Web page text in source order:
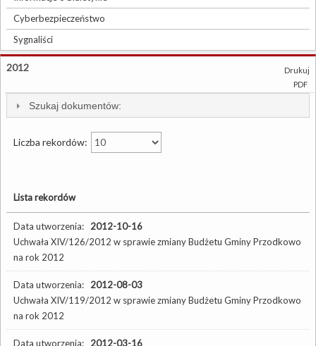
Cyberbezpieczeństwo
Sygnaliści
Drukuj
PDF
2012
Szukaj dokumentów:
Liczba rekordów:
Lista rekordów
Data utworzenia: 2012-10-16
Uchwała XIV/126/2012 w sprawie zmiany Budżetu Gminy Przodkowo
na rok 2012
Data utworzenia: 2012-08-03
Uchwała XIV/119/2012 w sprawie zmiany Budżetu Gminy Przodkowo
na rok 2012
Data utworzenia: 2012-03-16